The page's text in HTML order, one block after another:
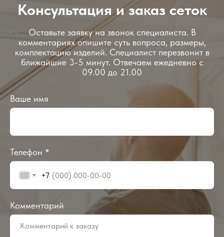
Консультация и заказ сеток
Оставьте заявку на звонок специалиста. В
комментариях опишите суть вопроса, размеры,
комплектацию изделий. Специалист перезвонит в
ближайшие 3-5 минут. Отвечаем ежедневно с
09.00 до 21.00
Ваше имя
Телефон *
+7
Комментарий